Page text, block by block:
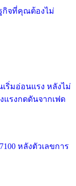
กิจที่คุณต้องไม่
เริ่มอ่อนแรง หลังไม่
แรงกดดันจากเฟด
หลังตัวเลขการ